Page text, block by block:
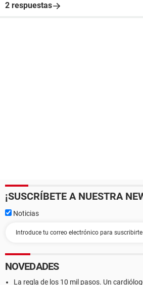
2 respuestas
¡SUSCRÍBETE A NUESTRA
Noticias
NOVEDADES
La regla de los 10 mil pasos. Un